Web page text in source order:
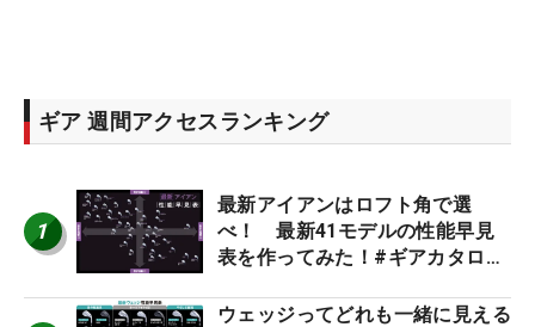
ギア 週間アクセスランキング
1
最新アイアンはロフト角で選
べ！ 最新41モデルの性能早見
表を作ってみた！#ギアカタログ
ウェッジってどれも一緒に見える